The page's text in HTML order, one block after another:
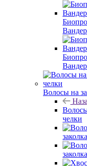
Волосы на
челки